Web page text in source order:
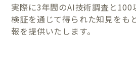
実際に3年間のAI技術調査と100
検証を通じて得られた知見をも
報を提供いたします。